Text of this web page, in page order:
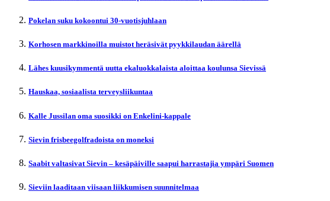
Pokelan suku kokoontui 30-vuotisjuhlaan
Korhosen markkinoilla muistot heräsivät pyykkilaudan äärellä
Lähes kuusikymmentä uutta ekaluokkalaista aloittaa koulunsa Sievissä
Hauskaa, sosiaalista terveysliikuntaa
Kalle Jussilan oma suosikki on Enkelini-kappale
Sievin frisbeegolfradoista on moneksi
Saabit valtasivat Sievin – kesäpäiville saapui harrastajia ympäri Suomen
Sieviin laaditaan viisaan liikkumisen suunnitelmaa